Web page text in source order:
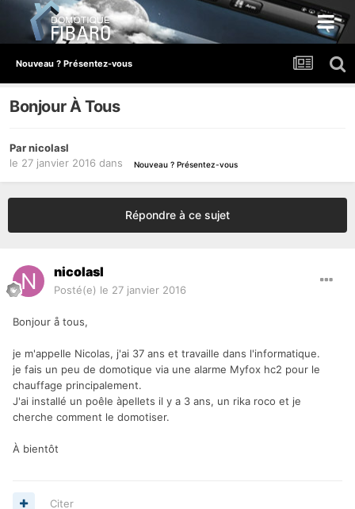
Nouveau ? Présentez-vous
Bonjour À Tous
Parnicolasl
le 27 janvier 2016 dans Nouveau ? Présentez-vous
Répondre à ce sujet
nicolasl
Posté(e) le 27 janvier 2016
Bonjour å tous,
je m'appelle Nicolas, j'ai 37 ans et travaille dans l'informatique.
je fais un peu de domotique via une alarme Myfox hc2 pour le
chauffage principalement.
J'ai installé un poêle àpellets il y a 3 ans, un rika roco et je
cherche comment le domotiser.
À bientôt
Citer